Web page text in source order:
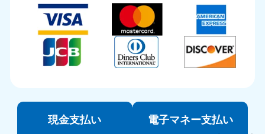
現金支払い 電子マネー支払い